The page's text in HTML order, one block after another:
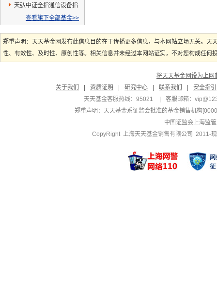
天弘中证全指通信设备指
数发起A查看旗下全部基金>>
郑重声明：天天基金网发布此信息目的在于传播更多信息，与本网站立场无关。
性、有效性、及时性、原创性等。相关信息并未经过本网站证实，不对您构成任
将天天基金网设为上网
关于我们
资质证明 研究中心 联系我们
安全指引
天天基金客服热线：95021
客服邮箱：
郑重声明： 天天基金系证监会批准的基金销售机构
中国证监会上海监
CopyRight 上海天天基金销售有限公司 2011-